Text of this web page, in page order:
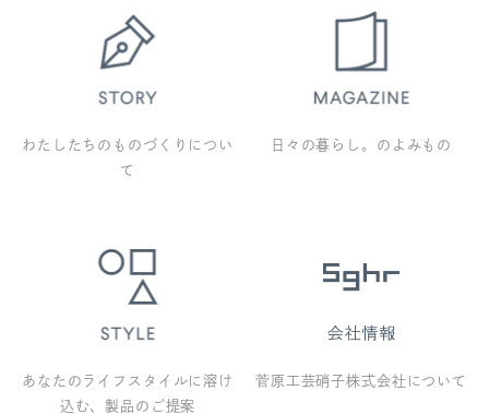
わたしたちのものづくりについ
て
日々の暮らし。のよみもの
あなたのライフスタイルに溶け
込む、製品のご提案
菅原工芸硝子株式会社について